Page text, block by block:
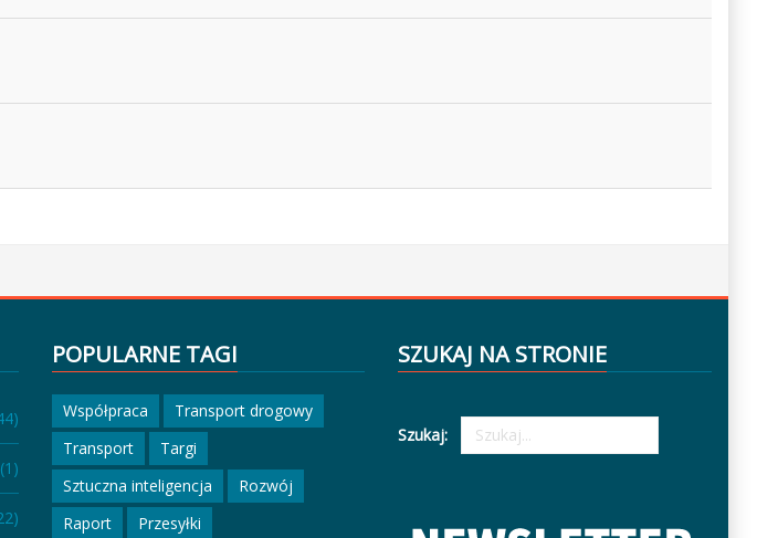
(1)
POPULARNE TAGI
Współpraca
Transport drogowy
Transport
Targi
Sztuczna inteligencja
Rozwój
Raport
Przesyłki
SZUKAJ NA STRONIE
Szukaj: